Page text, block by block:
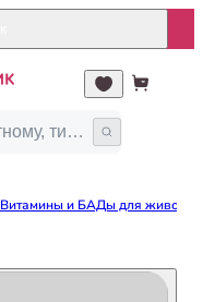
Витамины и БАДы для